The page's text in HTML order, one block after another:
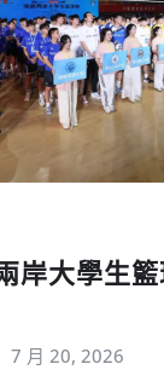
岸大學生
7 月 20, 2026